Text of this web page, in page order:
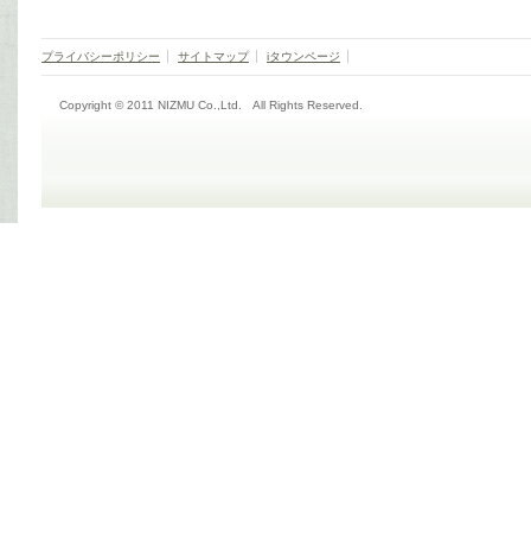
プライバシーポリシー サイトマップ iタウンページ
Copyright © 2011 NIZMU Co.,Ltd. All Rights Reserved.